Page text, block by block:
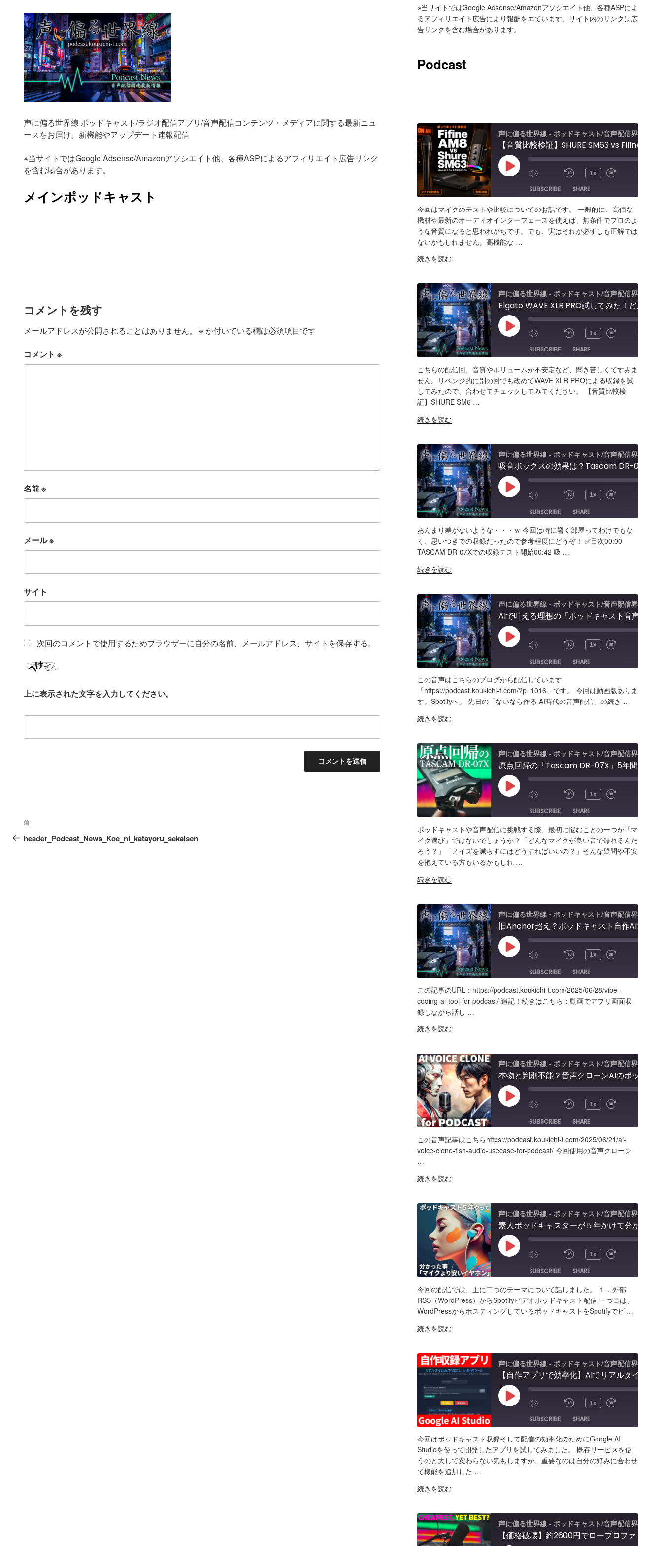
声に偏る世界線 ポッドキャスト/ラジオ配信アプリ/音声配信コンテンツ・メディアに関する最新ニュ
ースをお届け。新機能やアップデート速報配信
※当サイトではGoogle Adsense/Amazonアソシエイト他、各種ASPによるアフィリエイト広告リンク
を含む場合があります。
メインポッドキャスト
コメントを残す
メールアドレスが公開されることはありません。 ※ が付いている欄は必須項目です
コメント ※
名前※
メール※
サイト
次回のコメントで使用するためブラウザーに自分の名前、メールアドレス、サイトを保存する。
上に表示された文字を入力してください。
投
稿
過
去
前
header_Podcast_News_Koe_ni_katayoru_sekaisen
※当サイトではGoogle Adsense/Amazonアソシエイト他、各種ASPによ
るアフィリエイト広告により報酬をエています。サイト内のリンクは広
告リンクを含む場合があります。
Podcast
声に偏る世界線 - ポッドキャスト/音声配信界隈
Play
1x
00:00
00:38:01
SUBSCRIBE
SHARE
Amazon Apple Podcasts
RSS
Spotify
SHARE
LINK
EMBED
今回はマイクのテストや比較についてのお話です。 一般的に、高価な
機材や最新のオーディオインターフェースを使えば、無条件でプロのよ
うな音質になると思われがちです。でも、実はそれが必ずしも正解では
ないかもしれません。高機能な …
"【音
較
検
証】
SHURE
SM63
vs
Fifine
AM8
Elgato
Wave
Pro
ビ
ュ
ー
エ
フ
ェ
ク
ト
＆
ノ
イ
ャ
効
果
と
機
能
紹
介"
の
続きを読む
声に偏る世界線 - ポッドキャスト/音声配信界隈
Play
1x
00:00
00:28:34
SUBSCRIBE
SHARE
Amazon Apple Podcasts
RSS
Spotify
SHARE
LINK
EMBED
こちらの配信回、音質やボリュームが不安定など、聞き苦しくてすみま
せん。リベンジ的に別の回でも改めてWAVE XLR PROによる収録を試
してみたので、合わせてチェックしてみてください。 【音質比較検
証】SHURE SM6 …
"Elgato
PRO
試
し
て
み
た！
ど
ん
な
製
ポ
ド
キ
ャ
ス
ト
＆
配
信
者
向
け
ル
ト
オ
ー
デ
ィ
オ
イ
ン
タ
ー
フ
ェ
ー
ス
ビ
ュ
ー
&
忘
備
録！"
続きを読む
声に偏る世界線 - ポッドキャスト/音声配信界隈
Play
1x
00:00
/
SUBSCRIBE
SHARE
Amazon Apple Podcasts
RSS
Spotify
RSS FEED
SHARE
あんまり差がないような・・・ｗ 今回は特に響く部屋ってわけでもな
く、思いつきでの収録だったので参考程度にどうぞ！ ✅️目次00:00
TASCAM DR-07Xでの収録テスト開始00:42 吸 …
"吸
ッ
ク
ス
の
効
果
は？
Tascam
DR-
07X&TroyStudio
録
＆
検
証"
の
続きを読む
声に偏る世界線 - ポッドキャスト/音声配信界隈
Play
1x
00:00
/
SUBSCRIBE
SHARE
Amazon Apple Podcasts
RSS
Spotify
RSS FEED
SHARE
LINK
この音声はこちらのブログから配信しています
「https://podcast.koukichi-t.com/?p=1016」です。 今回は動画版ありま
す。Spotifyへ。 先日の「ないなら作る AI時代の音声配信」の続き …
"AI
え
る
理
想
の
「ポ
ッ
ド
キ
ャ
ス
音
編
集」
ア
プ
リ
【Google
AI
Studio】
バ
イ
ブ
ー
ィ
ン
グ
の
可
能
性
と
試
行
錯
誤
の
録"
続きを読む
声に偏る世界線 - ポッドキャスト/音声配信界隈
Play
1x
00:00
/
30:59
SUBSCRIBE
SHARE
Amazon Apple Podcasts
RSS
Spotify
SHARE
LINK
EMBED
ポッドキャストや音声配信に挑戦する際、最初に悩むことの一つが「マ
イク選び」ではないでしょうか？「どんなマイクが良い音で録れるんだ
ろう？」「ノイズを減らすにはどうすればいいの？」そんな疑問や不安
を抱えている方もいるかもしれ …
"原
帰
の
「Tascam
DR-
07X」
5
年
間
の
ポ
ド
ャ
ス
ト
配
信
で
試
し
た
ノ
除
環
か
配
信
初
心
者
向
対
策
な
返
の
続きを読む
声に偏る世界線 - ポッドキャスト/音声配信界隈
Play
1x
00:00
/
SUBSCRIBE
SHARE
Amazon Apple Podcasts
RSS
Spotify
RSS FEED
SHARE
LINK
この記事のURL：https://podcast.koukichi-t.com/2025/06/28/vibe-
coding-ai-tool-for-podcast/ 追記！続きはこちら：動画でアプリ画面収
録しながら話し …
"旧
え？
ポ
ッ
ド
キ
ャ
ス
ト
自
ツ
ル
の
録。
編
集・
構
成
ま
Google
Studio
で
バ
ー
デ
ィ
ン
グ"
の
続きを読む
声に偏る世界線 - ポッドキャスト/音声配信界隈
Play
1x
00:00
/
27:56
SUBSCRIBE
SHARE
Amazon Apple Podcasts
RSS
RSS FEED
SHARE
この音声記事はこちらhttps://podcast.koukichi-t.com/2025/06/21/ai-
voice-clone-fish-audio-usecase-for-podcast/ 今回使用の音声クローン
…
"本
判
声
ク
ロ
ー
ン
の
ッ
ド
キ
活
用
術
と
可
能
「Fish
ユ
ー
ス
続きを読む
声に偏る世界線 - ポッドキャスト/音声配信界隈
Play
1x
00:00
/
25:28
SUBSCRIBE
SHARE
Amazon Apple Podcasts
RSS
Spotify
RSS FEED
SHARE
今回の配信では、主に二つのテーマについて話しました。 １．外部
RSS（WordPress）からSpotifyビデオポッドキャスト配信 一つ目は、
WordPressからホスティングしているポッドキャストをSpotifyでビ …
"素
ッ
ド
タ
ー
が
５
年
か
て
か
っ
た
続きを読む
声に偏る世界線 - ポッドキャスト/音声配信界隈
Play
1x
00:00
/
SUBSCRIBE
SHARE
Amazon Apple Podcasts
RSS
Spotify
SHARE
LINK
EMBED
今回はポッドキャスト収録そして配信の効率化のためにGoogle AI
Studioを使って開発したアプリを試してみました。 既存サービスを使
うのと大して変わらない気もしますが、重要なのは自分の好みに合わせ
て機能を追加した …
"【自
プ
リ
で
続きを読む
声に偏る世界線 - ポッドキャスト/音声配信界隈